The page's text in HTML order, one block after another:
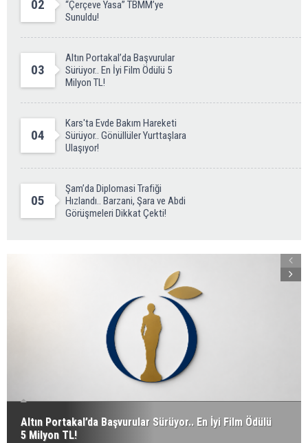
02
“Çerçeve Yasa” TBMM’ye
Sunuldu!
03
Altın Portakal’da Başvurular
Sürüyor.. En İyi Film Ödülü 5
Milyon TL!
04
Kars'ta Evde Bakım Hareketi
Sürüyor.. Gönüllüler Yurttaşlara
Ulaşıyor!
05
Şam’da Diplomasi Trafiği
Hızlandı.. Barzani, Şara ve Abdi
Görüşmeleri Dikkat Çekti!
Altın Portakal’da Başvurular Sürüyor.. En İyi Film Ödülü
5 Milyon TL!